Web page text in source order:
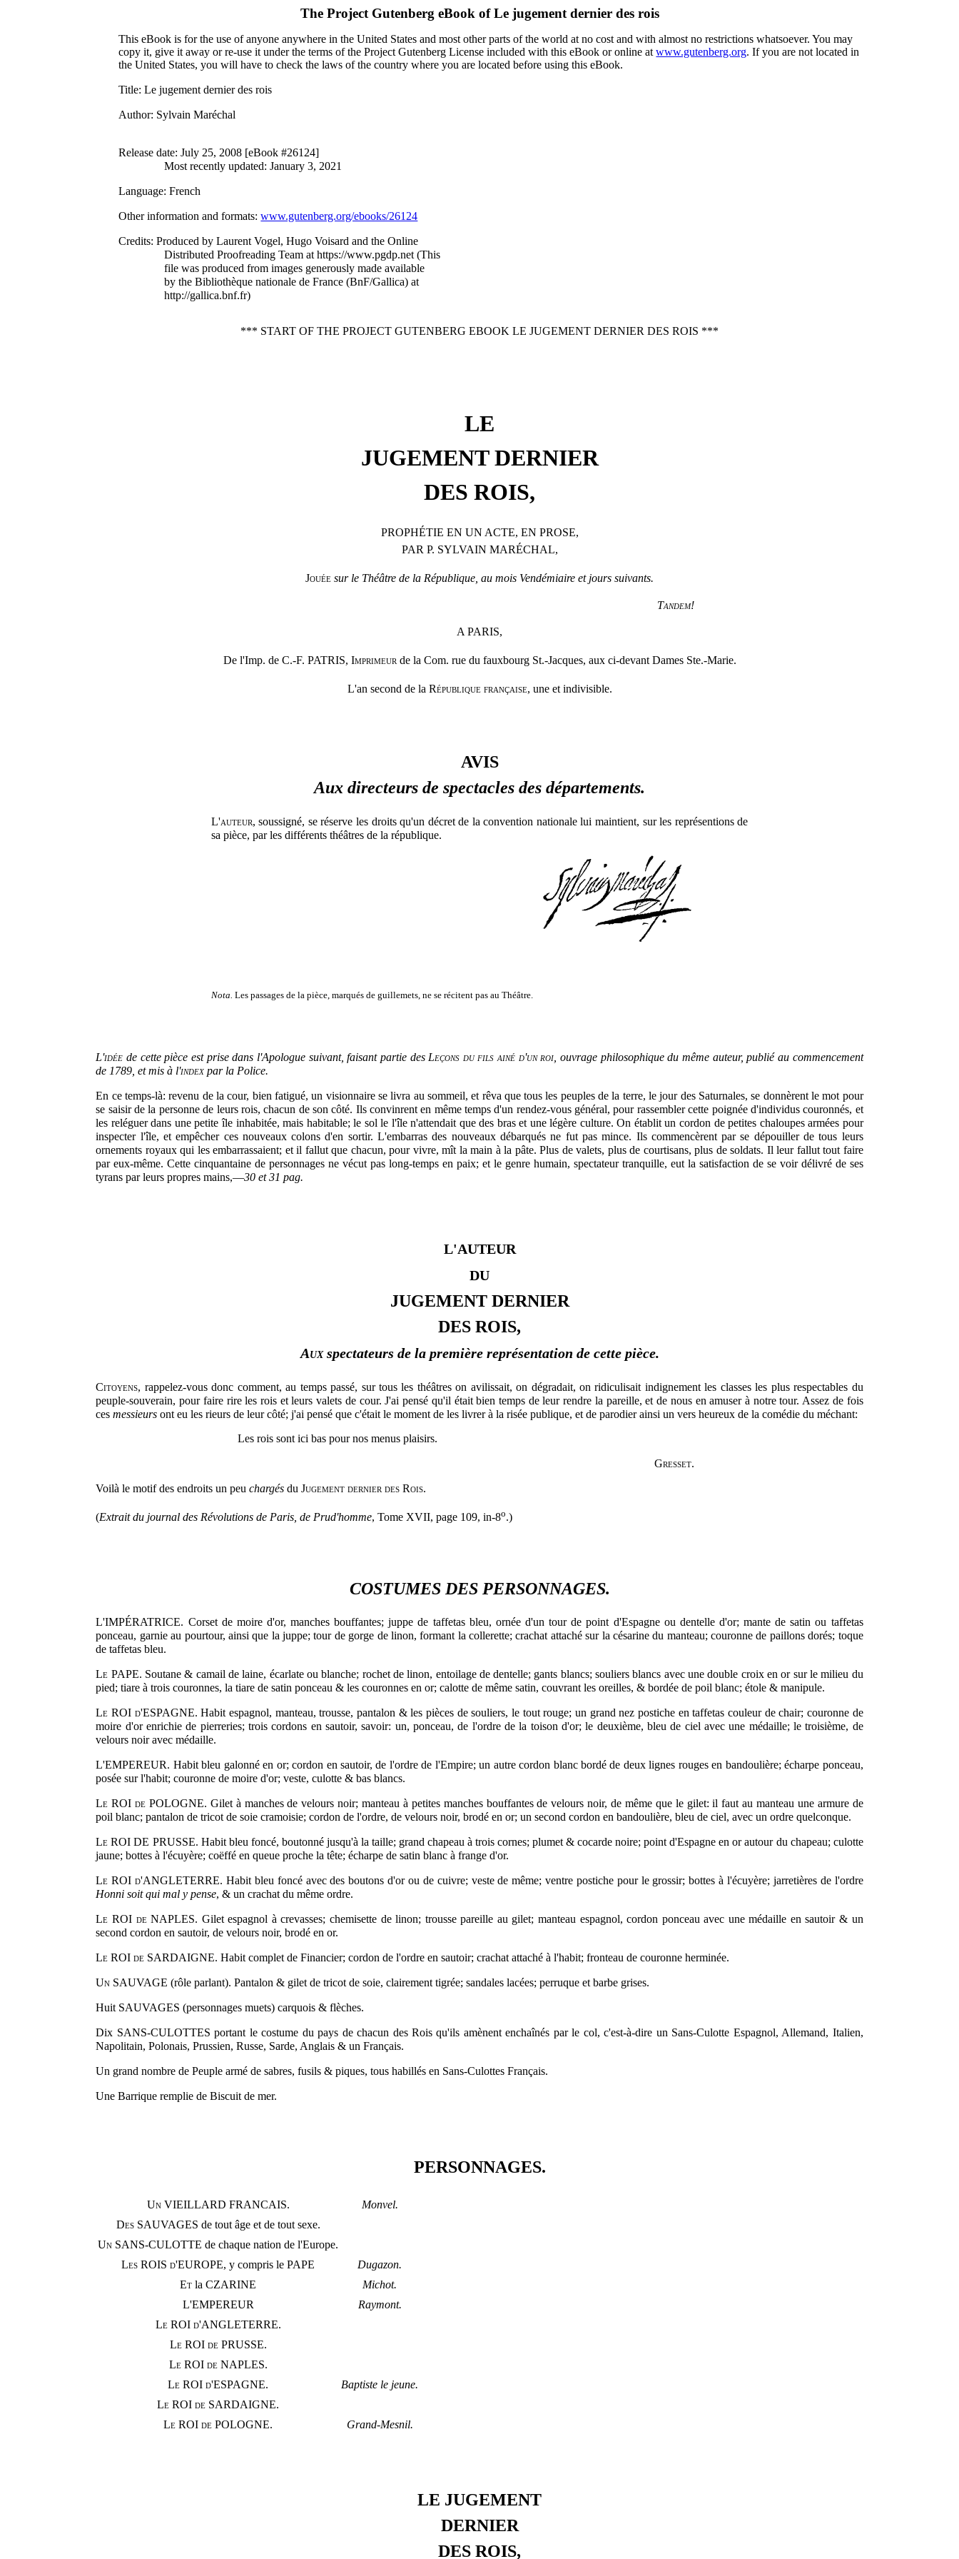
The Project Gutenberg eBook ofLe jugement dernier des rois
This eBook is for the use of anyone anywhere in the United States and most other parts of the world at no cost and with almost no restrictions whatsoever. You may
copy it, give it away or re-use it under the terms of the Project Gutenberg License included with this eBook or online atwww.gutenberg.org. If you are not located in
the United States, you will have to check the laws of the country where you are located before using this eBook.
Title: Le jugement dernier des rois
Author: Sylvain Maréchal
Release date: July 25, 2008 [eBook #26124]
Most recently updated: January 3, 2021
Language: French
Other information and formats:www.gutenberg.org/ebooks/26124
Credits: Produced by Laurent Vogel, Hugo Voisard and the Online
Distributed Proofreading Team at https://www.pgdp.net (This
file was produced from images generously made available
by the Bibliothèque nationale de France (BnF/Gallica) at
http://gallica.bnf.fr)
*** START OF THE PROJECT GUTENBERG EBOOK LE JUGEMENT DERNIER DES ROIS ***
LE
JUGEMENT DERNIER
DES ROIS,
PROPHÉTIE EN UN ACTE, EN PROSE,
PAR P. SYLVAIN MARÉCHAL,
Jouée sur le Théâtre de la République, au mois Vendémiaire et jours suivants.
Tandem!
A PARIS,
De l'Imp. de C.-F. PATRIS, Imprimeurde la Com. rue du fauxbourg St.-Jacques, aux ci-devant Dames Ste.-Marie.
L'an second de la République française, une et indivisible.
AVIS
Aux directeurs de spectacles des départements.
L'auteur, soussigné, se réserve les droits qu'un décret de la convention nationale lui maintient, sur les représentions de
sa pièce, par les différents théâtres de la république.
Nota. Les passages de la pièce, marqués de guillemets, ne se récitent pas au Théâtre.
L'idée de cette pièce est prise dans l'Apologue suivant, faisant partie des Leçons du fils ainé d'un roi , ouvrage philosophique du même auteur, publié au commencement
de 1789, et mis à l'index par la Police.
En ce temps-là: revenu de la cour, bien fatigué, un visionnaire se livra au sommeil, et rêva que tous les peuples de la terre, le jour des Saturnales, se donnèrent le mot pour
se saisir de la personne de leurs rois, chacun de son côté. Ils convinrent en même temps d'un rendez-vous général, pour rassembler cette poignée d'individus couronnés, et
les reléguer dans une petite île inhabitée, mais habitable; le sol le l'île n'attendait que des bras et une légère culture. On établit un cordon de petites chaloupes armées pour
inspecter l'île, et empêcher ces nouveaux colons d'en sortir. L'embarras des nouveaux débarqués ne fut pas mince. Ils commencèrent par se dépouiller de tous leurs
ornements royaux qui les embarrassaient; et il fallut que chacun, pour vivre, mît la main à la pâte. Plus de valets, plus de courtisans, plus de soldats. Il leur fallut tout faire
par eux-même. Cette cinquantaine de personnages ne vécut pas long-temps en paix; et le genre humain, spectateur tranquille, eut la satisfaction de se voir délivré de ses
tyrans par leurs propres mains,—30 et 31 pag.
L'AUTEUR
DU
JUGEMENT DERNIER
DES ROIS,
Auxspectateurs de la première représentation de cette pièce.
Citoyens, rappelez-vous donc comment, au temps passé, sur tous les théâtres on avilissait, on dégradait, on ridiculisait indignement les classes les plus respectables du
peuple-souverain, pour faire rire les rois et leurs valets de cour. J'ai pensé qu'il était bien temps de leur rendre la pareille, et de nous en amuser à notre tour. Assez de fois
cesmessieurs ont eu les rieurs de leur côté; j'ai pensé que c'était le moment de les livrer à la risée publique, et de parodier ainsi un vers heureux de la comédie du méchant:
Les rois sont ici bas pour nos menus plaisirs.
Gresset.
Voilà le motif des endroits un peuchargés duJugement dernier des Rois.
(Extrait du journal des Révolutions de Paris, de Prud'homme, Tome XVII, page 109, in-8o.)
COSTUMES DES PERSONNAGES.
L'IMPÉRATRICE. Corset de moire d'or, manches bouffantes; juppe de taffetas bleu, ornée d'un tour de point d'Espagne ou dentelle d'or; mante de satin ou taffetas
ponceau, garnie au pourtour, ainsi que la juppe; tour de gorge de linon, formant la collerette; crachat attaché sur la césarine du manteau; couronne de paillons dorés; toque
de taffetas bleu.
Le PAPE. Soutane & camail de laine, écarlate ou blanche; rochet de linon, entoilage de dentelle; gants blancs; souliers blancs avec une double croix en or sur le milieu du
pied; tiare à trois couronnes, la tiare de satin ponceau & les couronnes en or; calotte de même satin, couvrant les oreilles, & bordée de poil blanc; étole & manipule.
Le ROI d'ESPAGNE. Habit espagnol, manteau, trousse, pantalon & les pièces de souliers, le tout rouge; un grand nez postiche en taffetas couleur de chair; couronne de
moire d'or enrichie de pierreries; trois cordons en sautoir, savoir: un, ponceau, de l'ordre de la toison d'or; le deuxième, bleu de ciel avec une médaille; le troisième, de
velours noir avec médaille.
L'EMPEREUR. Habit bleu galonné en or; cordon en sautoir, de l'ordre de l'Empire; un autre cordon blanc bordé de deux lignes rouges en bandoulière; écharpe ponceau,
posée sur l'habit; couronne de moire d'or; veste, culotte & bas blancs.
Le ROI de POLOGNE. Gilet à manches de velours noir; manteau à petites manches bouffantes de velours noir, de même que le gilet: il faut au manteau une armure de
poil blanc; pantalon de tricot de soie cramoisie; cordon de l'ordre, de velours noir, brodé en or; un second cordon en bandoulière, bleu de ciel, avec un ordre quelconque.
Le ROI DE PRUSSE. Habit bleu foncé, boutonné jusqu'à la taille; grand chapeau à trois cornes; plumet & cocarde noire; point d'Espagne en or autour du chapeau; culotte
jaune; bottes à l'écuyère; coëffé en queue proche la tête; écharpe de satin blanc à frange d'or.
Le ROI d'ANGLETERRE. Habit bleu foncé avec des boutons d'or ou de cuivre; veste de même; ventre postiche pour le grossir; bottes à l'écuyère; jarretières de l'ordre
Honni soit qui mal y pense, & un crachat du même ordre.
Le ROI de NAPLES. Gilet espagnol à crevasses; chemisette de linon; trousse pareille au gilet; manteau espagnol, cordon ponceau avec une médaille en sautoir & un
second cordon en sautoir, de velours noir, brodé en or.
Le ROI de SARDAIGNE. Habit complet de Financier; cordon de l'ordre en sautoir; crachat attaché à l'habit; fronteau de couronne herminée.
Un SAUVAGE (rôle parlant). Pantalon & gilet de tricot de soie, clairement tigrée; sandales lacées; perruque et barbe grises.
Huit SAUVAGES (personnages muets) carquois & flèches.
Dix SANS-CULOTTES portant le costume du pays de chacun des Rois qu'ils amènent enchaînés par le col, c'est-à-dire un Sans-Culotte Espagnol, Allemand, Italien,
Napolitain, Polonais, Prussien, Russe, Sarde, Anglais & un Français.
Un grand nombre de Peuple armé de sabres, fusils & piques, tous habillés en Sans-Culottes Français.
Une Barrique remplie de Biscuit de mer.
PERSONNAGES.
Un VIEILLARD FRANCAIS.
Monvel.
Des SAUVAGES de tout âge et de tout sexe.
Un SANS-CULOTTE de chaque nation de l'Europe.
Les ROIS d'EUROPE, y compris le PAPE
Dugazon.
Et la CZARINE
Michot.
L'EMPEREUR
Raymont.
Le ROI d'ANGLETERRE.
Le ROI de PRUSSE.
Le ROI de NAPLES.
Le ROI d'ESPAGNE.
Baptiste le jeune.
Le ROI de SARDAIGNE.
Le ROI de POLOGNE.
Grand-Mesnil.
LE JUGEMENT
DERNIER
DES ROIS,